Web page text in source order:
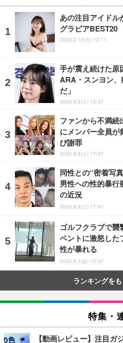
あの注目アイドル
グラビアBEST20
2022.2.15(火) 12:11
手が震え続けた
ARA・スンヨン、
だ」
2026.8.8(土) 15:47
ファンから不満
にメンバー全員が
び謝罪
2026.8.8(土) 17:47
同性との“密着写
男性への性的暴
の近況
2026.8.8(土) 17:47
ゴルフクラブで
ベントに激怒し
性が暴れる
2026.8.7(金) 10:47
ランキングを
特集・
【動画レビュー】注目